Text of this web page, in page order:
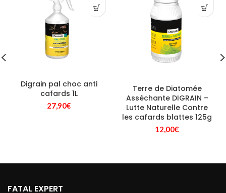
Digrain pal choc anti
cafards 1L
27,90€
Terre de Diatomée
Asséchante DIGRAIN –
Lutte Naturelle Contre
les cafards blattes 125g
12,00€
FATAL EXPERT